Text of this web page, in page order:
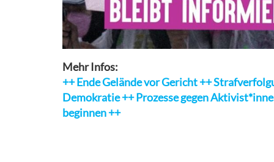
Mehr Infos:
++ Ende Gelände vor Gericht ++
Demokratie ++ Prozesse gegen
beginnen ++